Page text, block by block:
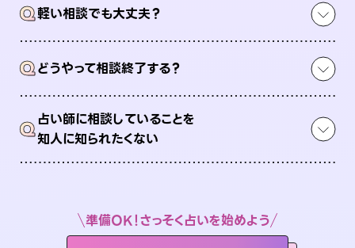
Q軽い相談でも大丈夫？
Qどうやって相談終了する？
Q占い師に相談していることを
知人に知られたくない
準備OK！さっそく占いを始めよう